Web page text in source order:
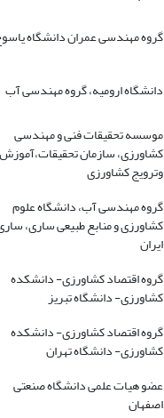
گروه مهندسی عمران دانشگاه
دانشگاه ارومیه، گروه مهندسی آب
موسسه تحقیقات فنی و مهندسی
کشاورزی، سازمان تحقیقات،آموزش
وترویج کشاورزی
گروه مهندسی آب، دانشگاه علوم
کشاورزی و منابع طبیعی ساری،
ایران
گروه اقتصاد کشاورزی- دانشکده
کشاورزی- دانشگاه تبریز
گروه اقتصاد کشاورزی- دانشکده
کشاورزی- دانشگاه تهران
عضو هیات علمی دانشگاه صنعتی
اصفهان